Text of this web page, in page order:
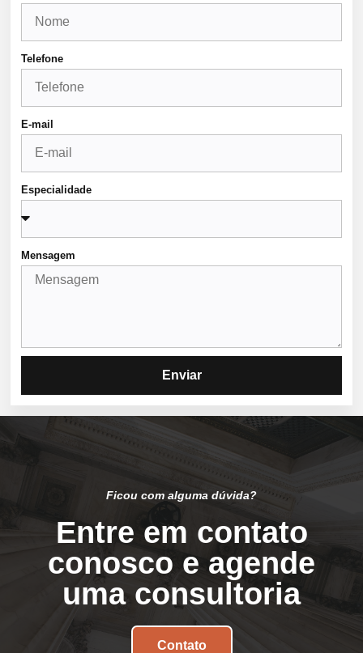
Telefone
E-mail
Especialidade
Mensagem
Enviar
Ficou com alguma dúvida?
Entre em contato
conosco e agende
uma consultoria
Contato